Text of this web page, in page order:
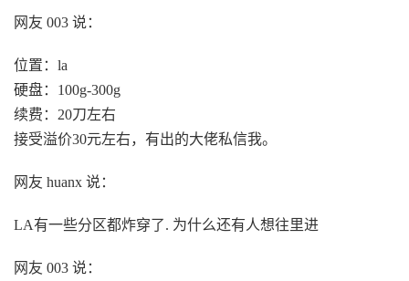
网友 003 说：
位置：la
硬盘：100g-300g
续费：20刀左右
接受溢价30元左右，有出的大佬私信我。
网友 huanx 说：
LA有一些分区都炸穿了. 为什么还有人想往里进
网友 003 说：